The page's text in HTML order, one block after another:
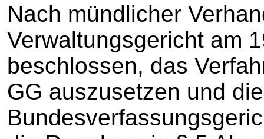
Nach mündlicher
Verwaltungsgericht am
beschlossen, das
GG auszusetzen und